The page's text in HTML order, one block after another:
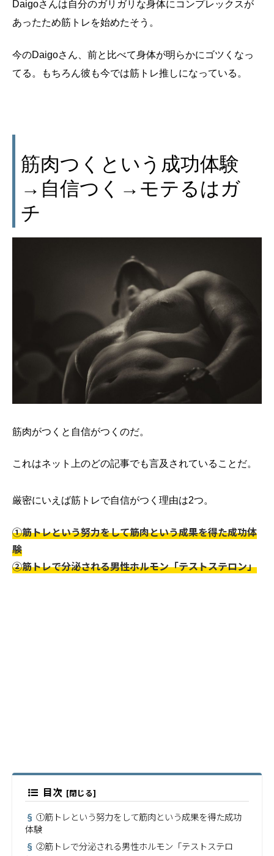
Daigoさんは自分のガリガリな身体にコンプレックスが
あったため筋トレを始めたそう。
今のDaigoさん、前と比べて身体が明らかにゴツくなっ
てる。もちろん彼も今では筋トレ推しになっている。
筋肉つくという成功体験
→自信つく→モテるはガ
チ
筋肉がつくと自信がつくのだ。
これはネット上のどの記事でも言及されていることだ。
厳密にいえば筋トレで自信がつく理由は2つ。
①筋トレという努力をして筋肉という成果を得た成功体
験
②筋トレで分泌される男性ホルモン「テストステロン」
目次
①筋トレという努力をして筋肉という成果を得た成功
体験
②筋トレで分泌される男性ホルモン「テストステロ